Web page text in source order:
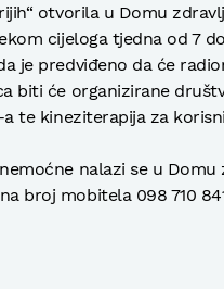
otvorila u Domu
cijeloga tjedna od 7
je predviđeno da će
biti će organizirane
a te kineziterapija za
nalazi se u
broj mobitela 098 710